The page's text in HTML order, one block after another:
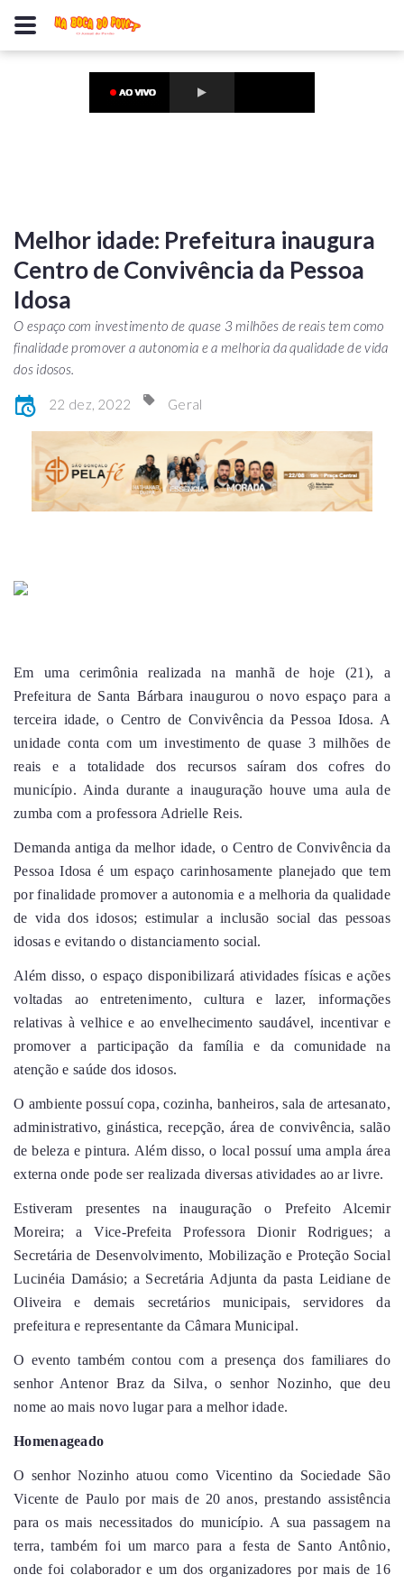
Melhor idade: Prefeitura inaugura
Centro de Convivência da Pessoa
Idosa
O espaço com investimento de quase 3 milhões de reais tem como
finalidade promover a autonomia e a melhoria da qualidade de vida
dos idosos.
22 dez, 2022 Geral
Em uma cerimônia realizada na manhã de hoje (21), a
Prefeitura de Santa Bárbara inaugurou o novo espaço para a
terceira idade, o Centro de Convivência da Pessoa Idosa. A
unidade conta com um investimento de quase 3 milhões de
reais e a totalidade dos recursos saíram dos cofres do
município. Ainda durante a inauguração houve uma aula de
zumba com a professora Adrielle Reis.
Demanda antiga da melhor idade, o Centro de Convivência da
Pessoa Idosa é um espaço carinhosamente planejado que tem
por finalidade promover a autonomia e a melhoria da qualidade
de vida dos idosos; estimular a inclusão social das pessoas
idosas e evitando o distanciamento social.
Além disso, o espaço disponibilizará atividades físicas e ações
voltadas ao entretenimento, cultura e lazer, informações
relativas à velhice e ao envelhecimento saudável, incentivar e
promover a participação da família e da comunidade na
atenção e saúde dos idosos.
O ambiente possuí copa, cozinha, banheiros, sala de artesanato,
administrativo, ginástica, recepção, área de convivência, salão
de beleza e pintura. Além disso, o local possuí uma ampla área
externa onde pode ser realizada diversas atividades ao ar livre.
Estiveram presentes na inauguração o Prefeito Alcemir
Moreira; a Vice-Prefeita Professora Dionir Rodrigues; a
Secretária de Desenvolvimento, Mobilização e Proteção Social
Lucinéia Damásio; a Secretária Adjunta da pasta Leidiane de
Oliveira e demais secretários municipais, servidores da
prefeitura e representante da Câmara Municipal.
O evento também contou com a presença dos familiares do
senhor Antenor Braz da Silva, o senhor Nozinho, que deu
nome ao mais novo lugar para a melhor idade.
Homenageado
O senhor Nozinho atuou como Vicentino da Sociedade São
Vicente de Paulo por mais de 20 anos, prestando assistência
para os mais necessitados do município. A sua passagem na
terra, também foi um marco para a festa de Santo Antônio,
onde foi colaborador e um dos organizadores por mais de 16